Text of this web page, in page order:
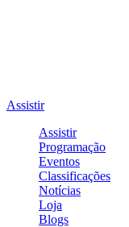
Assistir
Assistir
Programação
Eventos
Classificações
Notícias
Loja
Blogs